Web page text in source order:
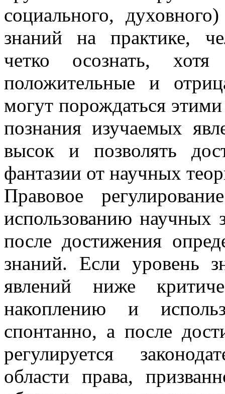
социального,
знаний на практике,
четко осознать,
положительные и
могут порождаться
познания изучаемых
высок и позволять
фантазии от научных
Правовое
использованию научных
после достижения
знаний. Если уровень
явлений ниже
накоплению и
спонтанно, а после
регулируется
области права,